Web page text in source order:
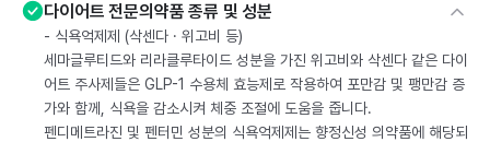
다이어트 전문의약품 종류 및 성분
- 식욕억제제 (삭센다 · 위고비 등)
세마글루티드와 리라클루타이드 성분을 가진 위고비와 삭센다 같은 다이
어트 주사제들은 GLP-1 수용체 효능제로 작용하여 포만감 및 팽만감 증
가와 함께, 식욕을 감소시켜 체중 조절에 도움을 줍니다.
펜디메트라진 및 펜터민 성분의 식욕억제제는 향정신성 의약품에 해당되